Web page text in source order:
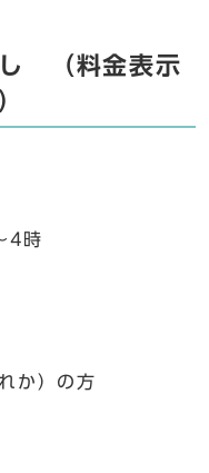
（料金表示
4時
か）の方